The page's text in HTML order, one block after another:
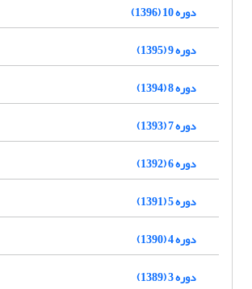
دوره 10 (1396)
دوره 9 (1395)
دوره 8 (1394)
دوره 7 (1393)
دوره 6 (1392)
دوره 5 (1391)
دوره 4 (1390)
دوره 3 (1389)